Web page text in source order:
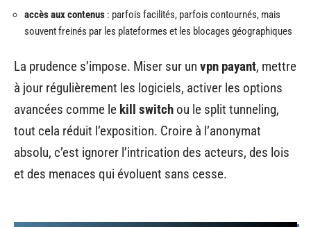
accès aux contenus : parfois facilités, parfois contournés, mais
souvent freinés par les plateformes et les blocages géographiques
La prudence s’impose. Miser sur un vpn payant, mettre
à jour régulièrement les logiciels, activer les options
avancées comme le kill switch ou le split tunneling,
tout cela réduit l’exposition. Croire à l’anonymat
absolu, c’est ignorer l’intrication des acteurs, des lois
et des menaces qui évoluent sans cesse.